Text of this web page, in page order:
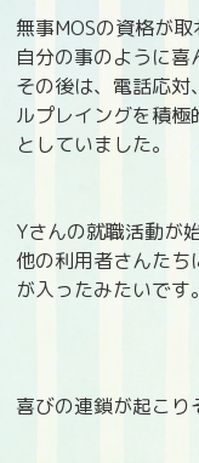
無事MOSの資格が
自分の事のように喜
その後は、電話応対
ルプレイングを積極
としていました。
Yさんの就職活動が
他の利用者さんた
が入ったみたいです。
喜びの連鎖が起こり